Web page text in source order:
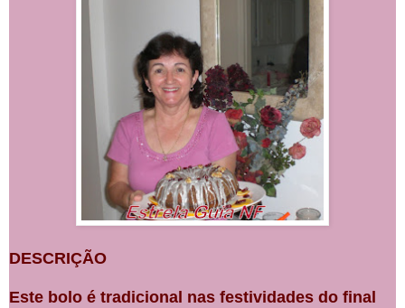
DESCRIÇÃO
Este bolo é tradicional nas festividades do final